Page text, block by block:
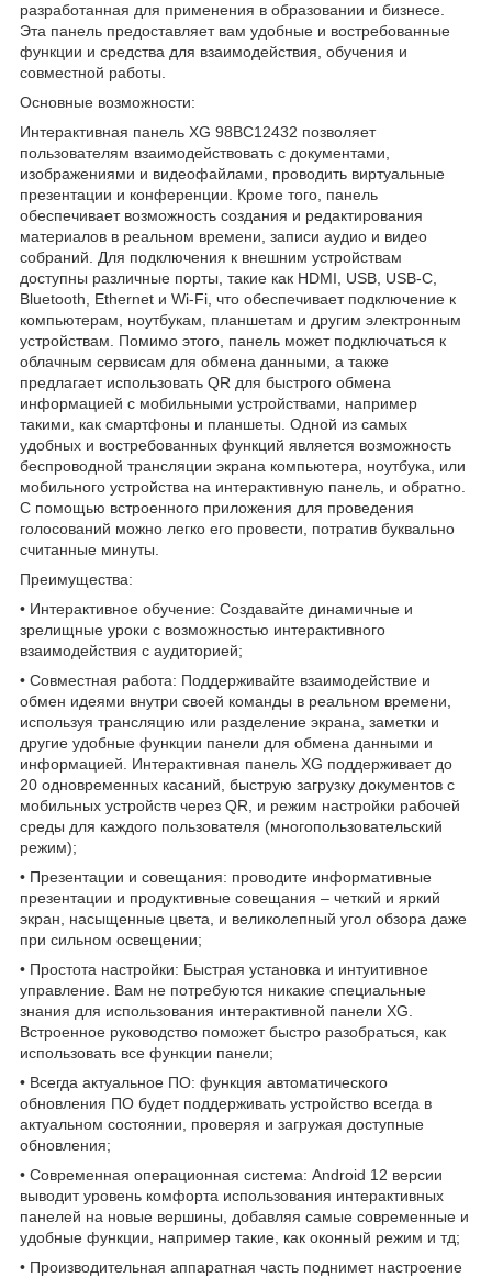
разработанная для применения в образовании и бизнесе.
Эта панель предоставляет вам удобные и востребованные
функции и средства для взаимодействия, обучения и
совместной работы.
Основные возможности:
Интерактивная панель XG 98BC12432 позволяет
пользователям взаимодействовать с документами,
изображениями и видеофайлами, проводить виртуальные
презентации и конференции. Кроме того, панель
обеспечивает возможность создания и редактирования
материалов в реальном времени, записи аудио и видео
собраний. Для подключения к внешним устройствам
доступны различные порты, такие как HDMI, USB, USB-C,
Bluetooth, Ethernet и Wi-Fi, что обеспечивает подключение к
компьютерам, ноутбукам, планшетам и другим электронным
устройствам. Помимо этого, панель может подключаться к
облачным сервисам для обмена данными, а также
предлагает использовать QR для быстрого обмена
информацией с мобильными устройствами, например
такими, как смартфоны и планшеты. Одной из самых
удобных и востребованных функций является возможность
беспроводной трансляции экрана компьютера, ноутбука, или
мобильного устройства на интерактивную панель, и обратно.
С помощью встроенного приложения для проведения
голосований можно легко его провести, потратив буквально
считанные минуты.
Преимущества:
• Интерактивное обучение: Создавайте динамичные и
зрелищные уроки с возможностью интерактивного
взаимодействия с аудиторией;
• Совместная работа: Поддерживайте взаимодействие и
обмен идеями внутри своей команды в реальном времени,
используя трансляцию или разделение экрана, заметки и
другие удобные функции панели для обмена данными и
информацией. Интерактивная панель XG поддерживает до
20 одновременных касаний, быструю загрузку документов с
мобильных устройств через QR, и режим настройки рабочей
среды для каждого пользователя (многопользовательский
режим);
• Презентации и совещания: проводите информативные
презентации и продуктивные совещания – четкий и яркий
экран, насыщенные цвета, и великолепный угол обзора даже
при сильном освещении;
• Простота настройки: Быстрая установка и интуитивное
управление. Вам не потребуются никакие специальные
знания для использования интерактивной панели XG.
Встроенное руководство поможет быстро разобраться, как
использовать все функции панели;
• Всегда актуальное ПО: функция автоматического
обновления ПО будет поддерживать устройство всегда в
актуальном состоянии, проверяя и загружая доступные
обновления;
• Современная операционная система: Android 12 версии
выводит уровень комфорта использования интерактивных
панелей на новые вершины, добавляя самые современные и
удобные функции, например такие, как оконный режим и тд;
• Производительная аппаратная часть поднимет настроение